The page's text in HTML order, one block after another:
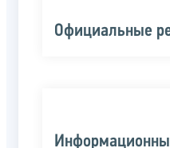
Официальные